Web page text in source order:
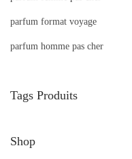
parfum format voyage
parfum homme pas cher
Tags Produits
Shop